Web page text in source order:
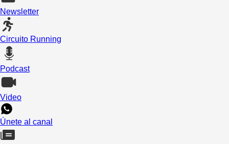
Newsletter
Circuito Running
Podcast
Video
Únete al canal